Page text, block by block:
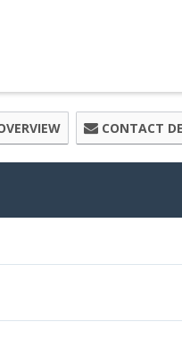
CONTACT